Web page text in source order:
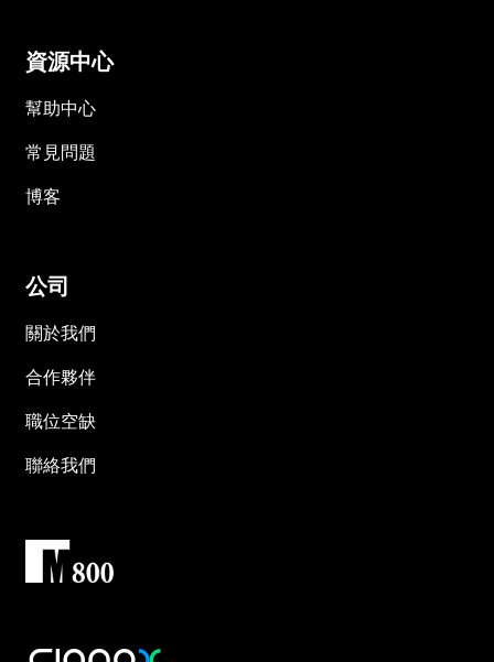
資源中心
幫助中心
常見問題
博客
公司
關於我們
合作夥伴
職位空缺
聯絡我們